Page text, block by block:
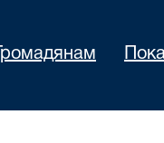
Громадянам